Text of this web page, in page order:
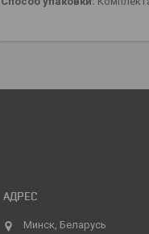
Минск, Беларусь